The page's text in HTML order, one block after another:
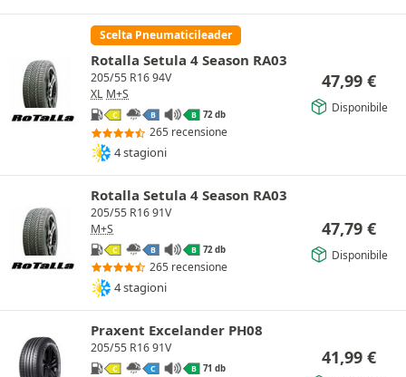
Scelta Pneumaticileader
Rotalla Setula 4 Season RA03
205/55 R16 94V
XL M+S
C B B 72 db
265 recensione
4 stagioni
47,99 €
Disponibile
Rotalla Setula 4 Season RA03
205/55 R16 91V
M+S
C B B 72 db
265 recensione
4 stagioni
47,79 €
Disponibile
Praxent Excelander PH08
205/55 R16 91V
C C B 71 db 41,99 €